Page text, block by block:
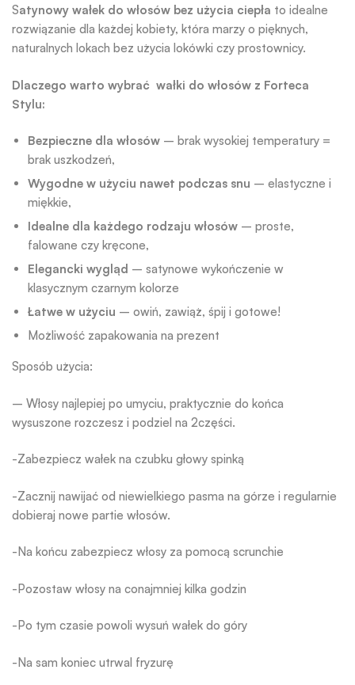
Satynowy wałek do włosów bez użycia ciepła to idealne
rozwiązanie dla każdej kobiety, która marzy o pięknych,
naturalnych lokach bez użycia lokówki czy prostownicy.
Dlaczego warto wybrać wałki do włosów z Forteca
Stylu:
Bezpieczne dla włosów – brak wysokiej temperatury =
brak uszkodzeń,
Wygodne w użyciu nawet podczas snu – elastyczne i
miękkie,
Idealne dla każdego rodzaju włosów – proste,
falowane czy kręcone,
Elegancki wygląd – satynowe wykończenie w
klasycznym czarnym kolorze
Łatwe w użyciu – owiń, zawiąż, śpij i gotowe!
Możliwość zapakowania na prezent
Sposób użycia:
– Włosy najlepiej po umyciu, praktycznie do końca
wysuszone rozczesz i podziel na 2części.
-Zabezpiecz wałek na czubku głowy spinką
-Zacznij nawijać od niewielkiego pasma na górze i regularnie
dobieraj nowe partie włosów.
-Na końcu zabezpiecz włosy za pomocą scrunchie
-Pozostaw włosy na conajmniej kilka godzin
-Po tym czasie powoli wysuń wałek do góry
-Na sam koniec utrwal fryzurę